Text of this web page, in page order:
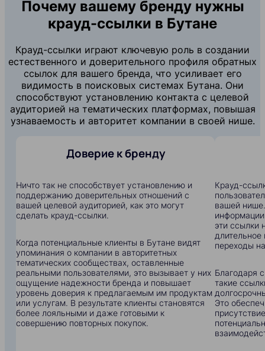
Почему вашему бренду нужны
крауд-ссылки в Бутане
Крауд-ссылки играют ключевую роль в создании
естественного и доверительного профиля обратных
ссылок для вашего бренда, что усиливает его
видимость в поисковых системах Бутана. Они
способствуют установлению контакта с целевой
аудиторией на тематических платформах, повышая
узнаваемость и авторитет компании в своей нише.
Доверие к бренду
Ничто так не способствует установлению и
поддержанию доверительных отношений с
вашей целевой аудиторией, как это могут
сделать крауд-ссылки.
Когда потенциальные клиенты в Бутане видят
упоминания о компании в авторитетных
тематических сообществах, оставленные
реальными пользователями, это вызывает у них
ощущение надежности бренда и повышает
уровень доверия к предлагаемым им продуктам
или услугам. В результате клиенты становятся
более лояльными и даже готовыми к
совершению повторных покупок.
Крауд-
вашей
эти ссылки
переходы
Благодаря
такие
Это